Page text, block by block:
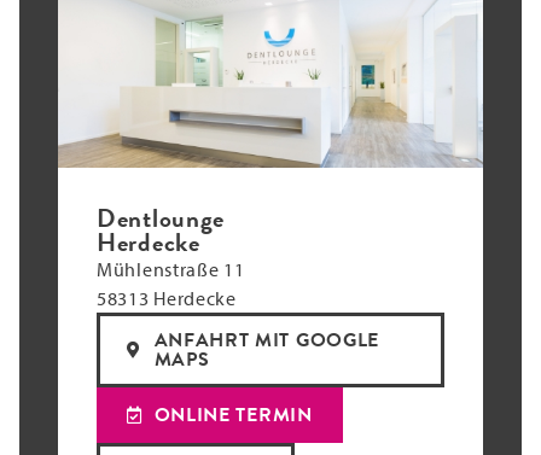
Dentlounge
Herdecke
Mühlenstraße 11
58313 Herdecke
ANFAHRT MIT GOOGLE
MAPS
ONLINE TERMIN